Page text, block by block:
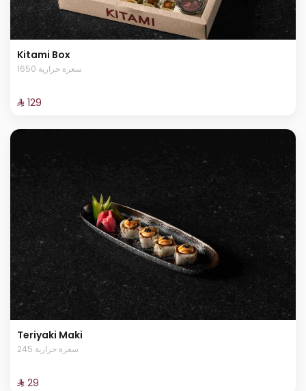
Kitami Box
1650 سعرة حرارية
⁨⁦‪‬ 129⁩
Teriyaki Maki
245 سعرة حرارية
⁨⁦‪‬ 29⁩